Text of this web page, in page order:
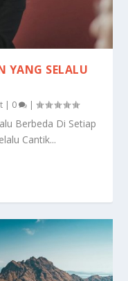
YANG SELALU
| 0 |
Berbeda Di Setiap
Cantik...